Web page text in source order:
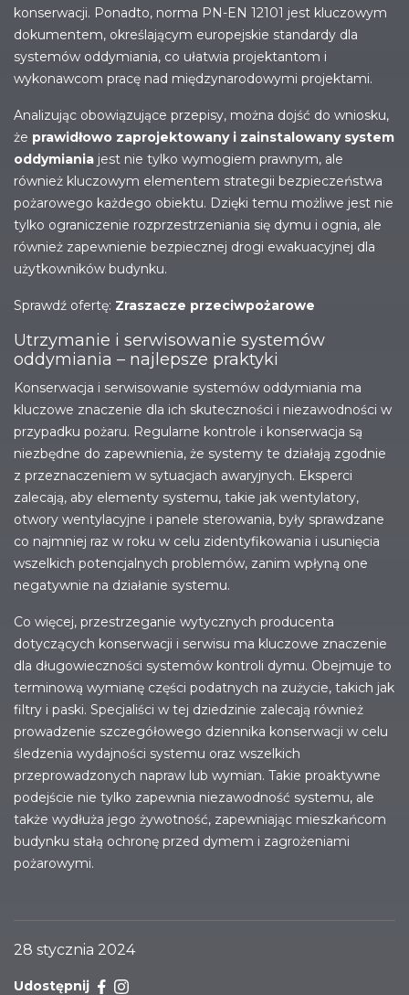
konserwacji. Ponadto, norma PN-EN 12101 jest kluczowym
dokumentem, określającym europejskie standardy dla
systemów oddymiania, co ułatwia projektantom i
wykonawcom pracę nad międzynarodowymi projektami.
Analizując obowiązujące przepisy, można dojść do wniosku,
że prawidłowo zaprojektowany i zainstalowany system
oddymiania jest nie tylko wymogiem prawnym, ale
również kluczowym elementem strategii bezpieczeństwa
pożarowego każdego obiektu. Dzięki temu możliwe jest nie
tylko ograniczenie rozprzestrzeniania się dymu i ognia, ale
również zapewnienie bezpiecznej drogi ewakuacyjnej dla
użytkowników budynku.
Sprawdź ofertę: Zraszacze przeciwpożarowe
Utrzymanie i serwisowanie systemów
oddymiania – najlepsze praktyki
Konserwacja i serwisowanie systemów oddymiania ma
kluczowe znaczenie dla ich skuteczności i niezawodności w
przypadku pożaru. Regularne kontrole i konserwacja są
niezbędne do zapewnienia, że systemy te działają zgodnie
z przeznaczeniem w sytuacjach awaryjnych. Eksperci
zalecają, aby elementy systemu, takie jak wentylatory,
otwory wentylacyjne i panele sterowania, były sprawdzane
co najmniej raz w roku w celu zidentyfikowania i usunięcia
wszelkich potencjalnych problemów, zanim wpłyną one
negatywnie na działanie systemu.
Co więcej, przestrzeganie wytycznych producenta
dotyczących konserwacji i serwisu ma kluczowe znaczenie
dla długowieczności systemów kontroli dymu. Obejmuje to
terminową wymianę części podatnych na zużycie, takich jak
filtry i paski. Specjaliści w tej dziedzinie zalecają również
prowadzenie szczegółowego dziennika konserwacji w celu
śledzenia wydajności systemu oraz wszelkich
przeprowadzonych napraw lub wymian. Takie proaktywne
podejście nie tylko zapewnia niezawodność systemu, ale
także wydłuża jego żywotność, zapewniając mieszkańcom
budynku stałą ochronę przed dymem i zagrożeniami
pożarowymi.
28 stycznia 2024
Udostępnij